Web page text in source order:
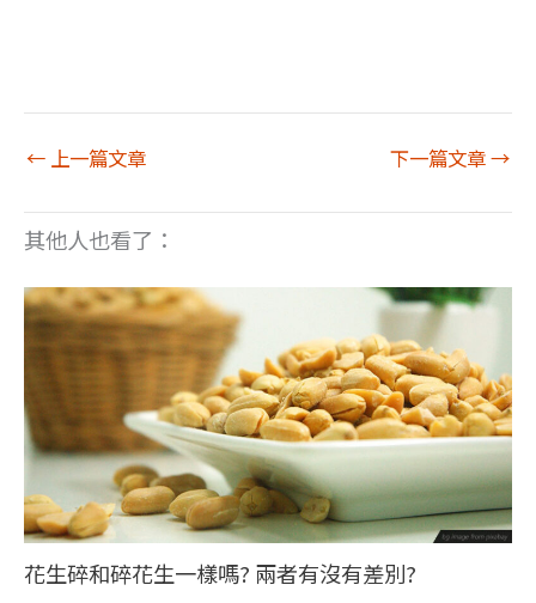
← 上一篇文章 下一篇文章→
其他人也看了：
花生碎和碎花生一樣嗎? 兩者有沒有差別?